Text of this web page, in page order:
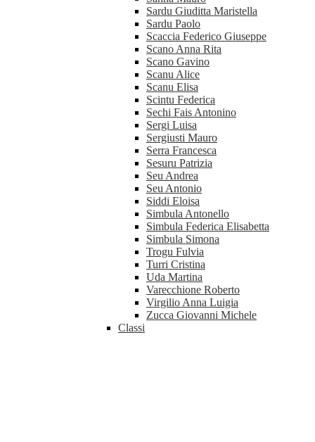
Sardu Giuditta Maristella
Sardu Paolo
Scaccia Federico Giuseppe
Scano Anna Rita
Scano Gavino
Scanu Alice
Scanu Elisa
Scintu Federica
Sechi Fais Antonino
Sergi Luisa
Sergiusti Mauro
Serra Francesca
Sesuru Patrizia
Seu Andrea
Seu Antonio
Siddi Eloisa
Simbula Antonello
Simbula Federica Elisabetta
Simbula Simona
Trogu Fulvia
Turri Cristina
Uda Martina
Varecchione Roberto
Virgilio Anna Luigia
Zucca Giovanni Michele
Classi